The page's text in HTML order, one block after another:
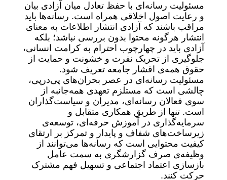
مسئولیت رسانه‌ای با حفظ تعادل میان آزادی بیان
و رعایت اصول اخلاقی همراه است. رسانه‌ها باید
مراقب باشند که آزادی انتشار اطلاعات به معنای
انتشار هرگونه محتوا بدون بررسی نباشد؛ بلکه
آزادی باید در چهارچوب احترام به کرامت انسانی،
جلوگیری از تحریک نفرت و خشونت و حمایت از
حقوق همه‌ی اقشار جامعه تعریف شود.
مسئولیت رسانه‌ای در عصر بحران‌های پی‌درپی،
چالشی است که مستلزم تعهدی همه‌جانبه از
سوی فعالان رسانه‌ای، مدیران و سیاست‌گذاران
است. تنها از طریق همکاری متقابل و
سرمایه‌گذاری در آموزش حرفه‌ای، توسعه‌ی
زیرساخت‌های شفاف و پایدار و تمرکز بر ارتقای
کیفیت محتوایی است که رسانه‌ها می‌توانند از
وظیفه‌ی صرف گزارشگری به سمت عامل
بازسازی اعتماد اجتماعی و تسهیل فهم مشترک
حرکت کنند.